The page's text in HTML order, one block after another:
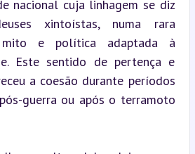
nacional cuja linhagem se diz
xintoístas, numa rara
mito e política adaptada à
Este sentido de pertença e
a coesão durante períodos
guerra ou após o terramoto